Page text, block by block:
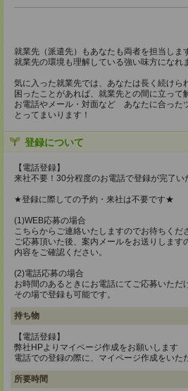
就業先（派遣先）もあなたも両者を担当しま
就業先の環境も理解している強い味方になれ
気に入った就業先では、あなたは長く続けら
困ったことがあれば、就業先との間に立って
お電話やメール・対面など あなたに合った
とってまいります！
登録について
【電話登録】
来社不要！30分程度のお電話で登録が完了い
★登録に際しての予約・来社は不要です★
(1)WEB応募の場合
こちらからご連絡いたしますのでお待ちくだ
ご応募頂いた後、案内メールをお送りします
内容をご確認ください。
(2)電話応募の場合
お時間のあるときにお電話にてご応募いただ
その場で登録も可能です。
持ち物
【電話登録】
弊社HPよりマイページ作成をお願いします
電話での登録の際に、マイページ作成をいた
所要時間